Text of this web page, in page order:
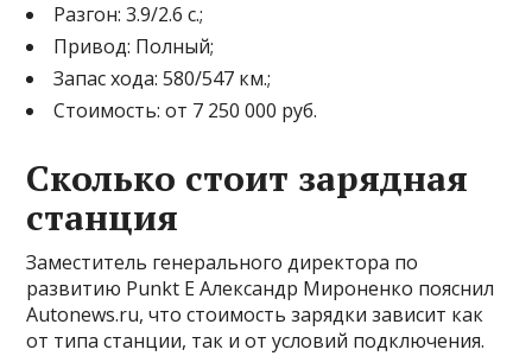
Разгон: 3.9/2.6 с.;
Привод: Полный;
Запас хода: 580/547 км.;
Стоимость: от 7 250 000 руб.
Сколько стоит зарядная
станция
Заместитель генерального директора по
развитию Punkt E Александр Мироненко пояснил
Autonews.ru, что стоимость зарядки зависит как
от типа станции, так и от условий подключения.